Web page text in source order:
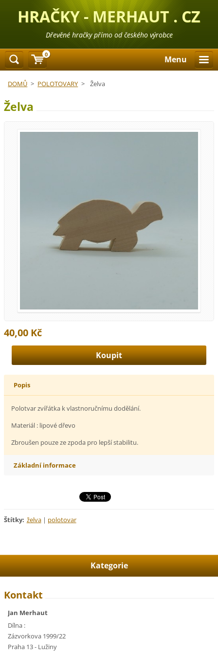
HRAČKY - MERHAUT . CZ
Dřevěné hračky přímo od českého výrobce
Menu
DOMŮ > POLOTOVARY > Želva
Želva
40,00 Kč
Popis
Polotvar zvířátka k vlastnoručnímu dodělání.
Materiál : lipové dřevo
Zbroušen pouze ze zpoda pro lepší stabilitu.
Základní informace
Štítky: želva | polotovar
Kategorie
Kontakt
Jan Merhaut
Dílna :
Zázvorkova 1999/22
Praha 13 - Lužiny
0